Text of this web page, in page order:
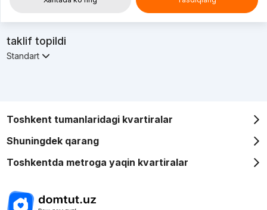
taklif topildi
Standart
Toshkent tumanlaridagi kvartiralar
Shuningdek qarang
Toshkentda metroga yaqin kvartiralar